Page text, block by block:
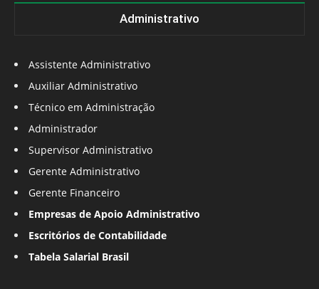
Administrativo
Assistente Administrativo
Auxiliar Administrativo
Técnico em Administração
Administrador
Supervisor Administrativo
Gerente Administrativo
Gerente Financeiro
Empresas de Apoio Administrativo
Escritórios de Contabilidade
Tabela Salarial Brasil